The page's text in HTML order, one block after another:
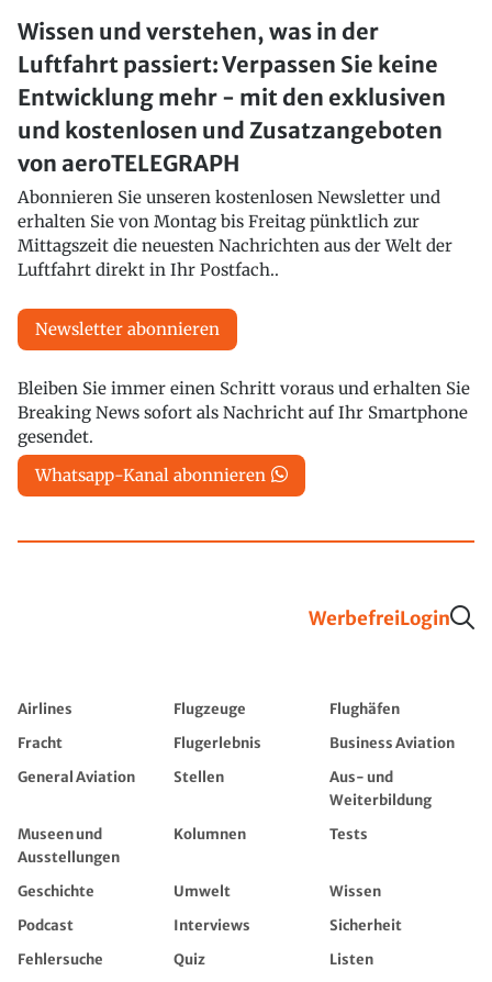
Wissen und verstehen, was in der
Luftfahrt passiert: Verpassen Sie keine
Entwicklung mehr - mit den exklusiven
und kostenlosen und Zusatzangeboten
von aeroTELEGRAPH
Abonnieren Sie unseren kostenlosen Newsletter und
erhalten Sie von Montag bis Freitag pünktlich zur
Mittagszeit die neuesten Nachrichten aus der Welt der
Luftfahrt direkt in Ihr Postfach..
Newsletter abonnieren
Bleiben Sie immer einen Schritt voraus und erhalten Sie
Breaking News sofort als Nachricht auf Ihr Smartphone
gesendet.
Whatsapp-Kanal abonnieren
WerbefreiLogin
Airlines Flugzeuge
Flughäfen
Fracht
Flugerlebnis
Business Aviation
General Aviation
Stellen
Aus- und
Weiterbildung
Museen und
Ausstellungen
Kolumnen Tests
Geschichte Umwelt
Wissen
Podcast
Interviews
Sicherheit
Fehlersuche
Quiz
Listen